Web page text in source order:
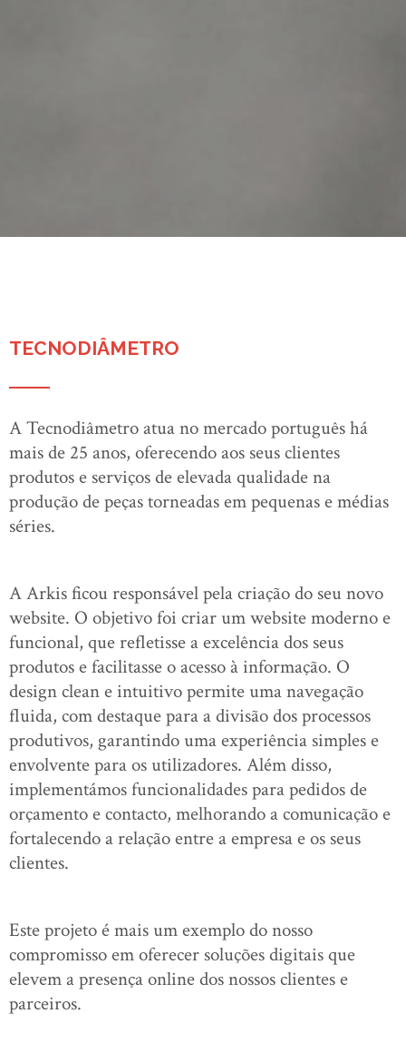
TECNODIÂMETRO
A Tecnodiâmetro atua no mercado português há
mais de 25 anos, oferecendo aos seus clientes
produtos e serviços de elevada qualidade na
produção de peças torneadas em pequenas e médias
séries.
A Arkis ficou responsável pela criação do seu novo
website. O objetivo foi criar um website moderno e
funcional, que refletisse a excelência dos seus
produtos e facilitasse o acesso à informação. O
design clean e intuitivo permite uma navegação
fluida, com destaque para a divisão dos processos
produtivos, garantindo uma experiência simples e
envolvente para os utilizadores. Além disso,
implementámos funcionalidades para pedidos de
orçamento e contacto, melhorando a comunicação e
fortalecendo a relação entre a empresa e os seus
clientes.
Este projeto é mais um exemplo do nosso
compromisso em oferecer soluções digitais que
elevem a presença online dos nossos clientes e
parceiros.